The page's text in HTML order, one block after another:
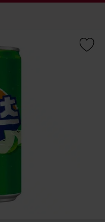
×
Fanta Crimson Cherry 50cl